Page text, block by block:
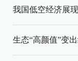
我国低空经济展
生态“高颜值”变